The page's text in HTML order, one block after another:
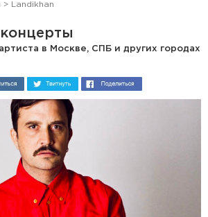
> Landikhan
в Москве, СПБ и других городах